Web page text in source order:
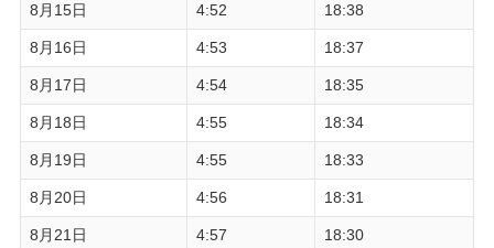
8月15日 4:52 18:38
8月16日 4:53 18:37
8月17日 4:54 18:35
8月18日 4:55 18:34
8月19日 4:55 18:33
8月20日 4:56 18:31
8月21日 4:57 18:30